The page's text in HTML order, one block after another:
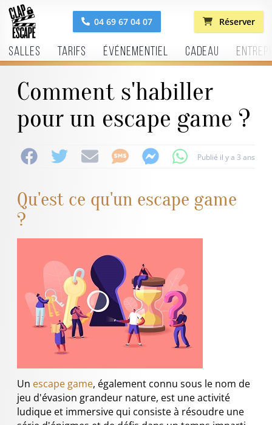
04 69 67 04 07 Réserver
Salles Tarifs Événementiel Cadeau
Comment s'habiller
pour un escape game ?
Publié il y a 3 ans
Qu'est ce qu'un escape game
?
Un escape game, également connu sous le nom de
jeu d'évasion grandeur nature, est une activité
ludique et immersive qui consiste à résoudre une